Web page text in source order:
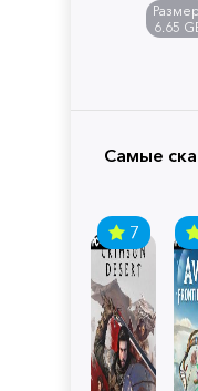
6.65
Самые
7